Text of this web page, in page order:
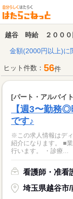
越谷 時給 ２００
金額(2000円以上)に
ヒット件数： 56件
[パート・アルバイ
【週3〜勤務
です♪
※この求人情報はデ
紹介になります。 ■
行います。 ・診療...
看護師・准看
埼玉県越谷市/